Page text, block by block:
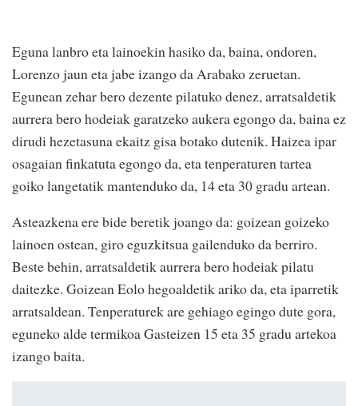
Eguna lanbro eta lainoekin hasiko da, baina, ondoren,
Lorenzo jaun eta jabe izango da Arabako zeruetan.
Egunean zehar bero dezente pilatuko denez, arratsaldetik
aurrera bero hodeiak garatzeko aukera egongo da, baina ez
dirudi hezetasuna ekaitz gisa botako dutenik. Haizea ipar
osagaian finkatuta egongo da, eta tenperaturen tartea
goiko langetatik mantenduko da, 14 eta 30 gradu artean.
Asteazkena ere bide beretik joango da: goizean goizeko
lainoen ostean, giro eguzkitsua gailenduko da berriro.
Beste behin, arratsaldetik aurrera bero hodeiak pilatu
daitezke. Goizean Eolo hegoaldetik ariko da, eta iparretik
arratsaldean. Tenperaturek are gehiago egingo dute gora,
eguneko alde termikoa Gasteizen 15 eta 35 gradu artekoa
izango baita.